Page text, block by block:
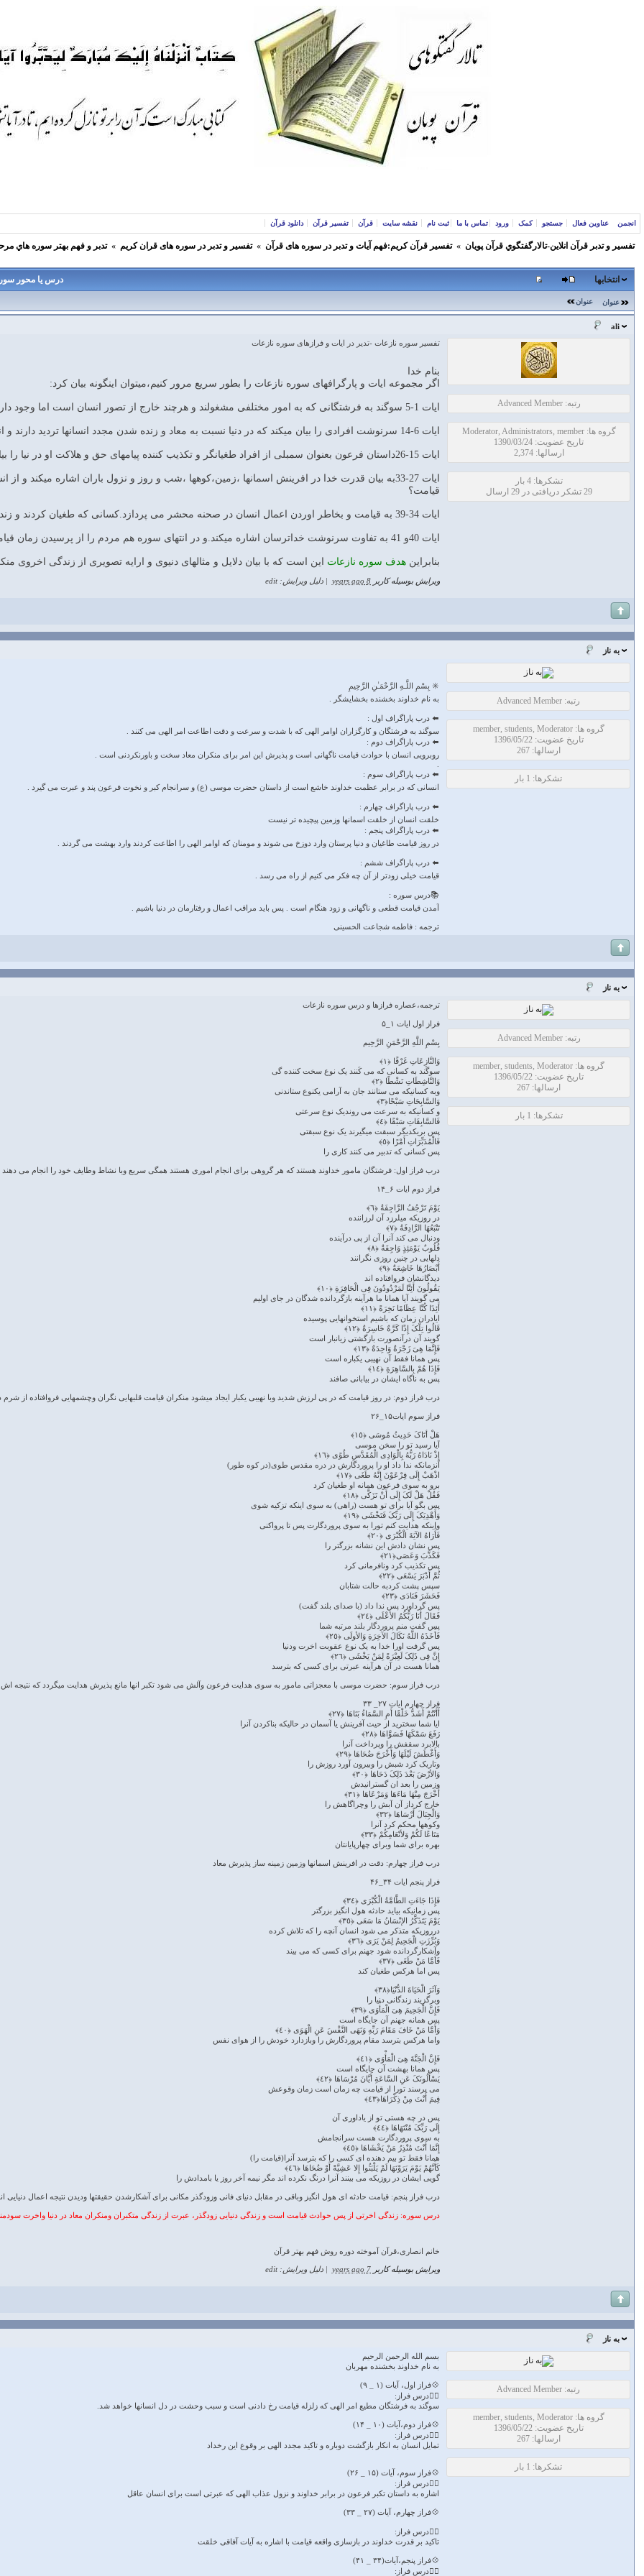
انجمن عناوین فعال جستجو کمک ورود تماس با ما ثبت نام نقشه سایت قرآن تفسیر قرآن دانلود قرآن
تفسير و‌ تدبر قرآن انلاين-تالارگفتگوي قرآن پویان » تفسير قرآن كريم:فهم آيات و تدبر در سوره های قرآن » تفسير و تدبر در سوره های قران كريم » تدبر و فهم بهتر سوره هاي
درس یا محور انتخابها
عنوان عنوان
ali
رتبه: Advanced Member
گروه ها: Moderator, Administrators, member
تاریخ عضویت: 1390/03/24
ارسالها: 2,374
تشکرها: 4 بار
29 تشکر دریافتی در 29 ارسال
تفسیر سوره نازعات -تدیر در ایات و فرازهای سوره نازعات
بنام خدا
اگر مجموعه ایات و پارگرافهای سوره نازعات را بطور سریع مرور کنیم،میتوان اینگونه بیان کرد:
ایات 1-5 سوگند به فرشتگانی که به امور مختلفی مشغولند و هرچند خارج از تصور انسان است اما وجود دارند.
ایات 6-14 سرنوشت افرادی را بیان میکند که در دنیا نسبت به معاد و زنده شدن مجدد انسانها تردید دارند و انرا انکار میکنند.اما در اخرت ،هراسان و نگرانند.
ایات 15-26داستان فرعون بعنوان سمبلی از افراد طغیانگر و تکذیب کننده پیامهای حق و هلاکت او در نیا را بیان میکند.
ایات 27-33به بیان قدرت خدا در افرینش اسمانها ،زمین،کوهها ،شب و روز و نزول باران اشاره
قیامت؟
ایات 34-39 به قیامت و بخاطر اوردن اعمال انسان در صحنه محشر می پردازد.کسانی که طغیان کردند و زندگی دنیارا ترجیح دادند جایگاهشان جهنم است.
ایات 40و 41 به تفاوت سرنوشت خداترسان اشاره میکند.و در انتهای سوره هم مردم را از پرسیدن زمان قیامت برحذر داشته و علم انرا منحصر به خدا دانسته است.
بنابراین هدف سوره نازعات این است که با بیان دلایل و مثالهای دنیوی و ارایه تصویری از زندگی اخروی
ویرایش بوسیله کاربر 8 years ago دلیل ویرایش: edit
به ناز
رتبه: Advanced Member
گروه ها: member, students, Moderator
تاریخ عضویت: 1396/05/22
ارسالها: 267
تشکرها: 1 بار
✳️ بِسْمِ اللَّـهِ الرَّ‌حْمَـٰنِ الرَّ‌حِيمِ
به نام خداوند بخشنده بخشایشگر .
⬅️ درب پاراگراف اول :
سوگند به فرشتگان و کارگزاران اوامر الهی که با شدت و سرعت و دقت اطاعت امر الهی می کنند .
⬅️ درب پاراگراف دوم :
روبرویی انسان با حوادث قیامت ناگهانی است و پذیرش این امر برای منکران معاد سخت و باورنکردنی است .
⬅️ درب پاراگراف سوم :
انسانی که در برابر عظمت خداوند خاشع است از داستان حضرت موسی (ع) و سرانجام کبر و نخوت فرعون پند و عبرت می گیرد .
⬅️ درب پاراگراف چهارم :
خلقت انسان از خلقت اسمانها وزمین پیچیده تر نیست
⬅️ درب پاراگراف پنجم :
در روز قیامت طاغیان و دنیا پرستان وارد دوزخ می شوند و مومنان که اوامر الهی را اطاعت کردند وارد بهشت می گردند .
⬅️ درب پاراگراف ششم :
قیامت خیلی زودتر از آن چه فکر می کنیم از راه می رسد .
📚درس سوره :
آمدن قیامت قطعی و ناگهانی و زود هنگام است . پس باید مراقب اعمال و رفتارمان در دنیا باشیم .
ترجمه : فاطمه شجاعت الحسینی
به ناز
رتبه: Advanced Member
گروه ها: member, students, Moderator
تاریخ عضویت: 1396/05/22
ارسالها: 267
تشکرها: 1 بار
ترجمه،عصاره فرازها و درس سوره نازعات
فراز اول ایات ۱_۵
بِسْمِ اللَّهِ الرَّحْمَنِ الرَّحِیم
وَالنَّازِعَاتِ غَرْقًا ﴿١﴾
سوگند به کسانی که می کَنند یک نوع سخت کننده گی
وَالنَّاشِطَاتِ نَشْطًا ﴿٢﴾
وبه کسانیکه می ستانند جان به آرامی یکنوع ستاندنی
وَالسَّابِحَاتِ سَبْحًا﴿٣﴾
و کسانیکه به سرعت می روندیک نوع سرعتی
فَالسَّابِقَاتِ سَبْقًا ﴿٤﴾
پس بریکدیگر سبقت میگیرند یک نوع سبقتی
فَالْمُدَبِّرَاتِ أَمْرًا ﴿٥﴾
پس کسانی که تدبیر می کنند کاری را
درب فراز اول: فرشتگان مامور خداوند هستند که هر گروهی برای انجام اموری هستند همگی سریع وبا نشاط وطایف خود را انجام می دهند
فراز دوم ایات ۶_۱۴
یَوْمَ تَرْجُفُ الرَّاجِفَةُ ﴿٦﴾
در روزیکه میلرزد آن لرزاننده
تَتْبَعُهَا الرَّادِفَةُ ﴿٧﴾
ودنبال می کند آنرا آن از پی درآینده
قُلُوبٌ یَوْمَئِذٍ وَاجِفَةٌ ﴿٨﴾
دلهایی در چنین روزی نگرانند
أَبْصَارُهَا خَاشِعَةٌ ﴿٩﴾
دیدگانشان فروافتاده اند
یَقُولُونَ أَئِنَّا لَمَرْدُودُونَ فِی الْحَافِرَةِ ﴿١٠﴾
می گویند آیا همانا ما هرآینه بازگردانده شدگان در جای اولیم
أَئِذَا کُنَّا عِظَامًا نَخِرَةً ﴿١١﴾
ایادران زمان که باشیم استخوانهایی پوسیده
قَالُوا تِلْکَ إِذًا کَرَّةٌ خَاسِرَةٌ ﴿١٢﴾
گویند آن درآنصورت بازگشتی زیانبار است
فَإِنَّمَا هِیَ زَجْرَةٌ وَاحِدَةٌ ﴿١٣﴾
پس همانا فقط آن نهیبی یکباره است
فَإِذَا هُمْ بِالسَّاهِرَةِ ﴿١٤﴾
پس به ناگاه ایشان در بیابانی صافند
درب فراز دوم: در روز قیامت که در پی لرزش شدید وبا نهیبی یکبار ایجاد میشود منکران قیامت قلبهایی نگران وچشمهایی فروافتاده از شرم
فراز سوم ایات۱۵_۲۶
هَلْ أتَاکَ حَدِیثُ مُوسَى ﴿١٥﴾
آیا رسید تو را سخن موسی
إِذْ نَادَاهُ رَبُّهُ بِالْوَادِی الْمُقَدَّسِ طُوًى ﴿١٦﴾
آنزمانکه ندا داد او را پروردگارش در دره مقدس طوی(در کوه طور)
اذْهَبْ إِلَى فِرْعَوْنَ إِنَّهُ طَغَى ﴿١٧﴾
برو به سوی فرعون همانه او طغیان کرد
فَقُلْ هَلْ لَکَ إِلَى أَنْ تَزَکَّى ﴿١٨﴾
پس بگو آیا برای تو هست (راهی) به سوی اینکه تزکیه شوی
وَأَهْدِیَکَ إِلَى رَبِّکَ فَتَخْشَى ﴿١٩﴾
واینکه هدایت کنم تورا به سوی پروردگارت پس تا پرواکنی
فَأَرَاهُ الآیَةَ الْکُبْرَى ﴿٢٠﴾
پس نشان دادش این نشانه بزرگتر را
فَکَذَّبَ وَعَصَى﴿٢١﴾
پس تکذیب کرد ونافرمانی کرد
ثُمَّ أَدْبَرَ یَسْعَى ﴿٢٢﴾
سپس پشت کردبه حالت شتابان
فَحَشَرَ فَنَادَى ﴿٢٣﴾
پس گرداورد پس ندا داد (با صدای بلند گفت)
فَقَالَ أَنَا رَبُّکُمُ الأعْلَى ﴿٢٤﴾
پس گفت منم پروردگار بلند مرتبه شما
فَأَخَذَهُ اللَّهُ نَکَالَ الآخِرَةِ وَالأولَى ﴿٢٥﴾
پس گرفت اورا خدا به یک نوع عقوبت اخرت ودنیا
إِنَّ فِی ذَلِکَ لَعِبْرَةً لِمَنْ یَخْشَى ﴿٢٦﴾
همانا هست در آن هرآینه عبرتی برای کسی که بترسد
درب فراز سوم: حضرت موسی با معجزاتی مامور به سوی هدایت فرعون وآلش می شود تکبر انها مانع پذیرش هدایت میگردد که نتیجه
فراز چهارم ایات ۲۷_ ۳۳
أَأَنْتُمْ أَشَدُّ خَلْقًا أَمِ السَّمَاءُ بَنَاهَا ﴿٢٧﴾
ایا شما سخترید از حیث آفرینش یا آسمان در حالیکه بناکردن آنرا
رَفَعَ سَمْکَهَا فَسَوَّاهَا ﴿٢٨﴾
بالابرد سقفش را وپرداخت آنرا
وَأَغْطَشَ لَیْلَهَا وَأَخْرَجَ ضُحَاهَا ﴿٢٩﴾
وتاریک کرد شبش را وبیرون آورد روزش را
وَالأرْضَ بَعْدَ ذَلِکَ دَحَاهَا ﴿٣٠﴾
وزمین را بعد ان گسترانیدش
أَخْرَجَ مِنْهَا مَاءَهَا وَمَرْعَاهَا ﴿٣١﴾
خارج کرداز آن آبش را وچراگاهش را
وَالْجِبَالَ أَرْسَاهَا ﴿٣٢﴾
وکوهها محکم کرد آنرا
مَتَاعًا لَکُمْ وَلأنْعَامِکُمْ ﴿٣٣﴾
بهره برای شما وبرای چهارپایانتان
درب فراز چهارم: دقت در افرینش اسمانها وزمین زمینه ساز پذیرش معاد
فراز پنجم ایات ۳۴_۴۶
فَإِذَا جَاءَتِ الطَّامَّةُ الْکُبْرَى ﴿٣٤﴾
پس زمانیکه بیاید حادثه هول انگیز بزرگتر
یَوْمَ یَتَذَکَّرُ الإنْسَانُ مَا سَعَى ﴿٣٥﴾
درروزیکه متذکر می شود انسان آنچه را که تلاش کرده
وَبُرِّزَتِ الْجَحِیمُ لِمَنْ یَرَى ﴿٣٦﴾
وآشکارگردانده شود جهنم برای کسی که می بیند
فَأَمَّا مَنْ طَغَى ﴿٣٧﴾
پس اما هرکس طغیان کند
وَآثَرَ الْحَیَاةَ الدُّنْیَا﴿٣٨﴾
وبرگزیند زندگانی دنیا را
فَإِنَّ الْجَحِیمَ هِیَ الْمَأْوَى ﴿٣٩﴾
پس همانه جهنم آن جایگاه است
وَأَمَّا مَنْ خَافَ مَقَامَ رَبِّهِ وَنَهَى النَّفْسَ عَنِ الْهَوَى ﴿٤٠﴾
واما هرکس بترسد مقام پروردگارش را وبازدارد خودش را از هوای نفس
فَإِنَّ الْجَنَّةَ هِیَ الْمَأْوَى ﴿٤١﴾
پس همانا بهشت آن جایگاه است
یَسْأَلُونَکَ عَنِ السَّاعَةِ أَیَّانَ مُرْسَاهَا ﴿٤٢﴾
می پرسند تورا از قیامت چه زمان است زمان وقوعش
فِیمَ أَنْتَ مِنْ ذِکْرَاهَا﴿٤٣﴾
پس در چه هستی تو از یاداوری آن
إِلَى رَبِّکَ مُنْتَهَاهَا ﴿٤٤﴾
به سوی پروردگارت هست سرانجامش
إِنَّمَا أَنْتَ مُنْذِرُ مَنْ یَخْشَاهَا ﴿٤٥﴾
همانا فقط تو بیم دهنده ای کسی را که بترسد آنرا(قیامت را)
کَأَنَّهُمْ یَوْمَ یَرَوْنَهَا لَمْ یَلْبَثُوا إِلا عَشِیَّةً أَوْ ضُحَاهَا ﴿٤٦﴾
گویی ایشان در روزیکه می بینند آنرا درنگ نکرده اند مگر نیمه آخر روز یا بامدادش را
درب فراز پنجم: قیامت حادثه ای هول انگیز وباقی در مقابل دنیای فانی وزودگذر مکانی برای آشکارشدن حقیقتها ودیدن نتیجه اعمال دنیایی
درس سوره: زندگی اخرتی از پس حوادث قیامت است و زندگی دنیایی زودگذر، عبرت از زندگی متکبران ومنکران معاد در دنیا واخرت
خانم انصاری،قرآن آموخته دوره روش فهم بهتر قرآن
ویرایش بوسیله کاربر 7 years ago دلیل ویرایش: edit
به ناز
رتبه: Advanced Member
گروه ها: member, students, Moderator
تاریخ عضویت: 1396/05/22
ارسالها: 267
تشکرها: 1 بار
بسم الله الرحمن الرحیم
به نام خداوند بخشنده مهربان
💠فراز اول، آیات (۱ _ ۹)
🏳‍🌈درس فراز:
سوگند به فرشتگان مطیع امر الهی که زلزله قیامت رخ دادنی است و سبب وحشت در دل انسانها خواهد شد.
💠فراز دوم،آیات (۱۰ _ ۱۴)
🏳‍🌈درس فراز:
تمایل انسان به انکار بازگشت دوباره و تاکید مجدد الهی بر وقوع این رخداد
💠فراز سوم، آیات (۱۵ _ ۲۶)
🏳‍🌈درس فراز:
اشاره به داستان تکبر فرعون در برابر خداوند و نزول عذاب الهی که عبرتی است‌ برای انسان عاقل
💠فراز چهارم، آیات (۲۷ _ ۳۳)
🏳‍🌈درس فراز:
تاکید بر قدرت خداوند در بازسازی واقعه قیامت با اشاره به آیات آفاقی خلقت
💠فراز پنجم،آیات(۳۴ _ ۴۱)
🏳‍🌈درس فراز: